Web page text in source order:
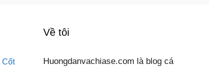
Cốt
Về tôi
Huongdanvachiase.com là blog cá